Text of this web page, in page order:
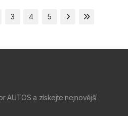
3 4 5
AUTOS a získejte nejnovější